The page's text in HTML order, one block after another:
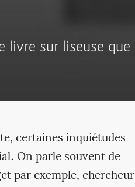
sur liseuse que
certaines inquiétudes
On parle souvent de
par exemple, chercheur